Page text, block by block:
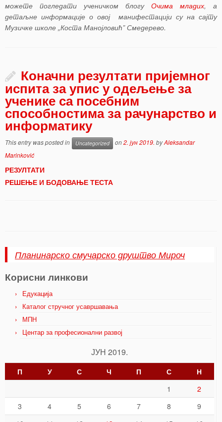
можете погледати ученичком блогу Очима младих, а
детаљне информације о овој манифестацији су на сајту
Музичке школе „Коста Манојловић” Смедерево.
Коначни резултати пријемног
испита за упис у одељење за
ученике са посебним
способностима за рачунарство и
информатику
This entry was posted in Uncategorized on2. јун 2019. byAleksandar
Marinković
РЕЗУЛТАТИ
РЕШЕЊЕ И БОДОВАЊЕ ТЕСТА
Планинарско смучарско друштво Мироч
Корисни линкови
Едукација
Каталог стручног усавршавања
МПН
Центар за професионални развој
ЈУН 2019.
П У С Ч П С
Н
1
2
3
4 5 6 7 8
9